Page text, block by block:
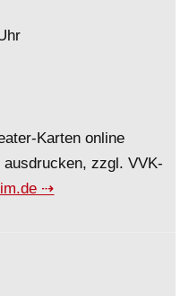
Karten online
zzgl. VVK-
⇢